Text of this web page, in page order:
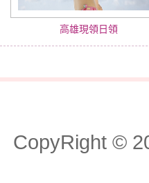
高雄現領日領
CopyRight ©